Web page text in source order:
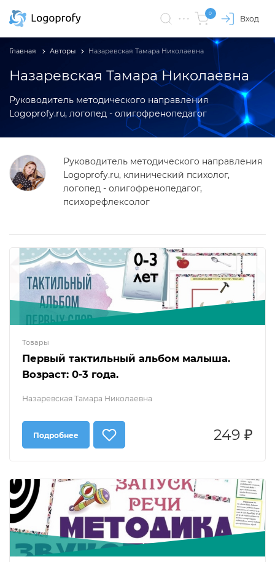
0
Вход
Назаревская Тамара Николаевна
Руководитель методического направления
Logoprofy.ru, логопед - олигофренопедагог
Главная Авторы Назаревская Тамара Николаевна
Руководитель методического направления
Logoprofy.ru, клинический психолог,
логопед - олигофренопедагог,
психорефлексолог
Товары
Первый тактильный альбом малыша.
Возраст: 0-3 года.
Назаревская Тамара Николаевна
Подробнее 249 ₽